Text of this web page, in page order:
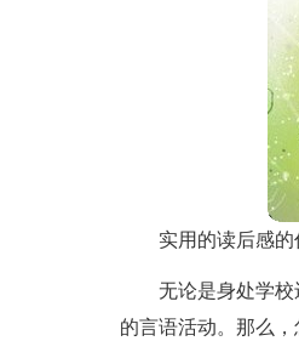
实用的读后感的
无论是身处学
的言语活动。那么